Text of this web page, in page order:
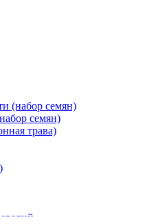
(набор семян)
семян)
трава)